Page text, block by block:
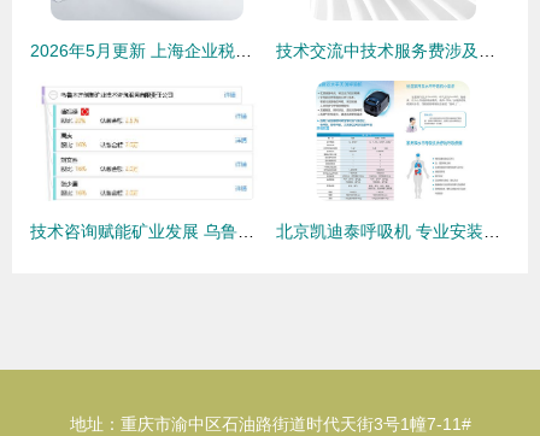
地址：重庆市渝中区石油路街道时代天街3号1幢7-11#